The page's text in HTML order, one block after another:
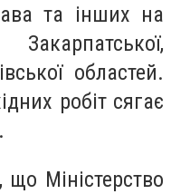
та інших на
областей.
робіт сягає
Міністерство